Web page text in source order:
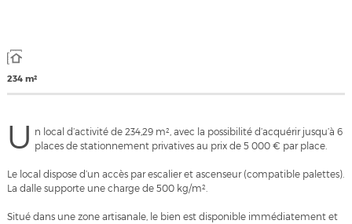
234 m²
U n local d’activité de 234,29 m², avec la possibilité d’acquérir jusqu’à 6
places de stationnement privatives au prix de 5 000 € par place.
Le local dispose d’un accès par escalier et ascenseur (compatible palettes).
La dalle supporte une charge de 500 kg/m².
Situé dans une zone artisanale, le bien est disponible immédiatement et